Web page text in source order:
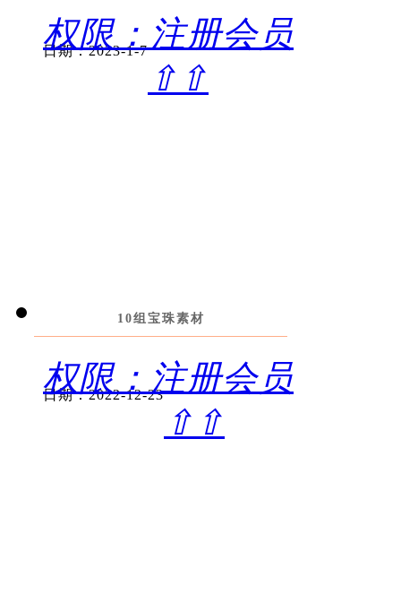
权限：注册会员
⇧⇧
日期：2023-1-7
10组宝珠素材
权限：注册会员
⇧⇧
日期：2022-12-23